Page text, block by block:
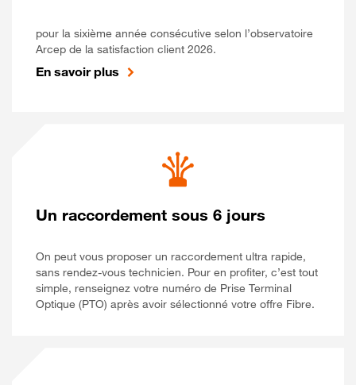
pour la sixième année consécutive selon l’observatoire
Arcep de la satisfaction client 2026.
En savoir plus
Un raccordement sous 6 jours
On peut vous proposer un raccordement ultra rapide,
sans rendez-vous technicien. Pour en profiter, c’est tout
simple, renseignez votre numéro de Prise Terminal
Optique (PTO) après avoir sélectionné votre offre Fibre.